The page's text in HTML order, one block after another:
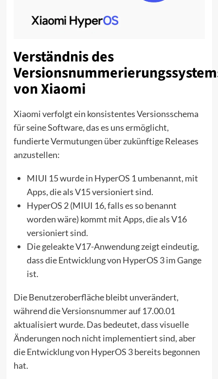
Verständnis des
von Xiaomi
Xiaomi verfolgt ein konsistentes Versionsschema
für seine Software, das es uns ermöglicht,
fundierte Vermutungen über zukünftige Releases
anzustellen:
MIUI 15 wurde in HyperOS 1 umbenannt, mit
Apps, die als V15 versioniert sind.
HyperOS 2 (MIUI 16, falls es so benannt
worden wäre) kommt mit Apps, die als V16
versioniert sind.
Die geleakte V17-Anwendung zeigt eindeutig,
dass die Entwicklung von HyperOS 3 im Gange
ist.
Die Benutzeroberfläche bleibt unverändert,
während die Versionsnummer auf 17.00.01
aktualisiert wurde. Das bedeutet, dass visuelle
Änderungen noch nicht implementiert sind, aber
die Entwicklung von HyperOS 3 bereits begonnen
hat.